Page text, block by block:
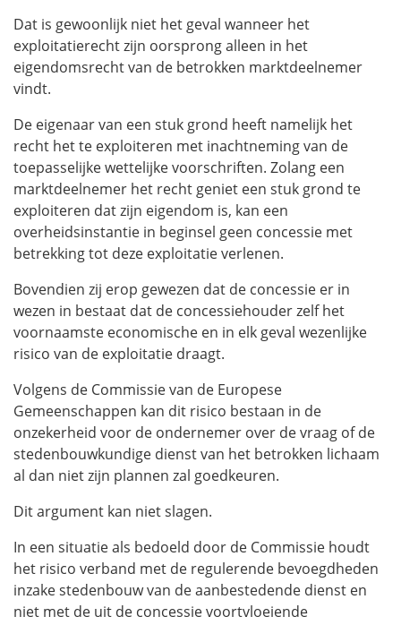
Dat is gewoonlijk niet het geval wanneer het
exploitatierecht zijn oorsprong alleen in het
eigendomsrecht van de betrokken marktdeelnemer
vindt.
De eigenaar van een stuk grond heeft namelijk het
recht het te exploiteren met inachtneming van de
toepasselijke wettelijke voorschriften. Zolang een
marktdeelnemer het recht geniet een stuk grond te
exploiteren dat zijn eigendom is, kan een
overheidsinstantie in beginsel geen concessie met
betrekking tot deze exploitatie verlenen.
Bovendien zij erop gewezen dat de concessie er in
wezen in bestaat dat de concessiehouder zelf het
voornaamste economische en in elk geval wezenlijke
risico van de exploitatie draagt.
Volgens de Commissie van de Europese
Gemeenschappen kan dit risico bestaan in de
onzekerheid voor de ondernemer over de vraag of de
stedenbouwkundige dienst van het betrokken lichaam
al dan niet zijn plannen zal goedkeuren.
Dit argument kan niet slagen.
In een situatie als bedoeld door de Commissie houdt
het risico verband met de regulerende bevoegdheden
inzake stedenbouw van de aanbestedende dienst en
niet met de uit de concessie voortvloeiende